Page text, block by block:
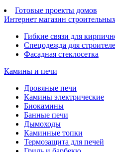
Готовые проекты домов
Интернет магазин
Гибкие связи для
Спецодежда для
Фасадная стеклосетка
Камины и печи
Дровяные печи
Камины электрические
Биокамины
Банные печи
Дымоходы
Каминные топки
Термозащита для печей